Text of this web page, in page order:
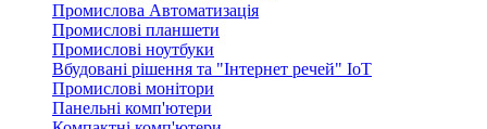
Промислова Автоматизація
Промислові планшети
Промислові ноутбуки
Вбудовані рішення та "Інтернет речей" IoT
Промислові монітори
Панельні комп'ютери